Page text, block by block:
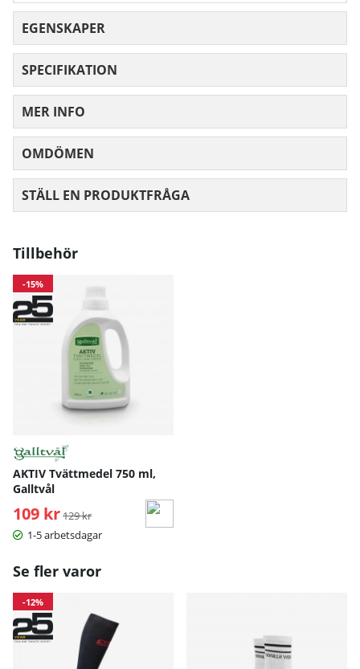
EGENSKAPER
SPECIFIKATION
MER INFO
OMDÖMEN
STÄLL EN PRODUKTFRÅGA
Tillbehör
-15%
AKTIV Tvättmedel 750 ml,
Galltvål
109 kr Ordinarie pris:
129 kr
1-5 arbetsdagar
Se fler varor
-12%